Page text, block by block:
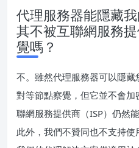
代理服務器能隱藏
其不被互聯網服務
覺嗎？
不。雖然代理服務器可以隱
對等節點察覺，但它並不會
聯網服務提供商（ISP）仍然
此外，我們不贊同也不支持使